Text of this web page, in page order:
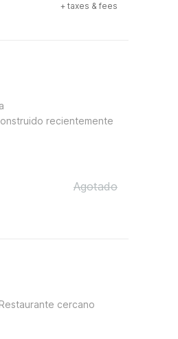
+ taxes & fees
recientemente
Agotado
Restaurante cercano